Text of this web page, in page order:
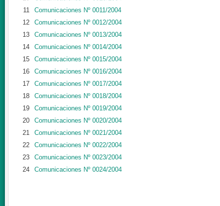
11
Comunicaciones Nº 0011/2004
12
Comunicaciones Nº 0012/2004
13
Comunicaciones Nº 0013/2004
14
Comunicaciones Nº 0014/2004
15
Comunicaciones Nº 0015/2004
16
Comunicaciones Nº 0016/2004
17
Comunicaciones Nº 0017/2004
18
Comunicaciones Nº 0018/2004
19
Comunicaciones Nº 0019/2004
20
Comunicaciones Nº 0020/2004
21
Comunicaciones Nº 0021/2004
22
Comunicaciones Nº 0022/2004
23
Comunicaciones Nº 0023/2004
24
Comunicaciones Nº 0024/2004